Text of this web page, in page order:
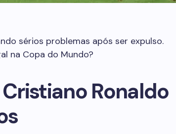
sérios problemas após ser expulso.
na Copa do Mundo?
Ronaldo